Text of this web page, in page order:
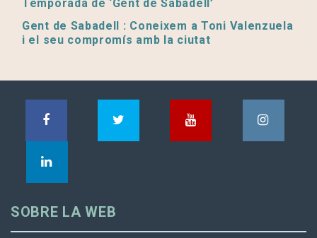
Temporada de ‘Gent de Sabadell’
Gent de Sabadell : Coneixem a Toni Valenzuela
i el seu compromís amb la ciutat
SOBRE LA WEB